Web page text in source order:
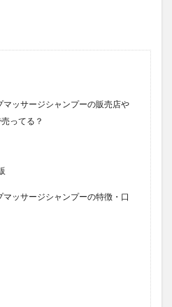
マッサージシャンプーの販売店や
ってる？
マッサージシャンプーの特徴・口